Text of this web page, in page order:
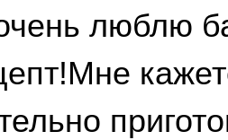
люблю